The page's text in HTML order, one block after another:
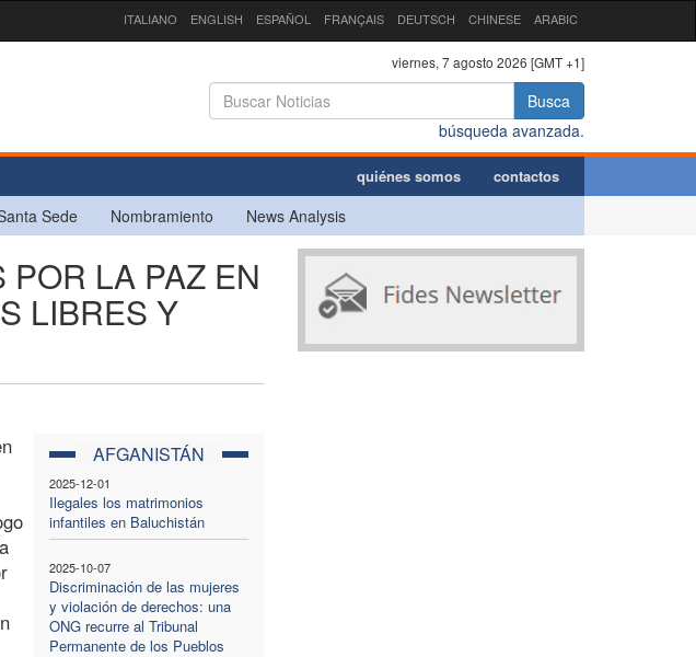
ITALIANO ENGLISH ESPAÑOL FRANÇAIS DEUTSCH CHINESE ARABIC
viernes, 7 agosto 2026 [GMT +1]
Busca
búsqueda avanzada.
quiénes somos contactos
Sede Nombramiento News Analysis
LA PAZ EN
LIBRES Y
AFGANISTÁN
2025-12-01
Ilegales los matrimonios
infantiles en Baluchistán
2025-10-07
Discriminación de las mujeres
y violación de derechos: una
ONG recurre al Tribunal
Permanente de los Pueblos